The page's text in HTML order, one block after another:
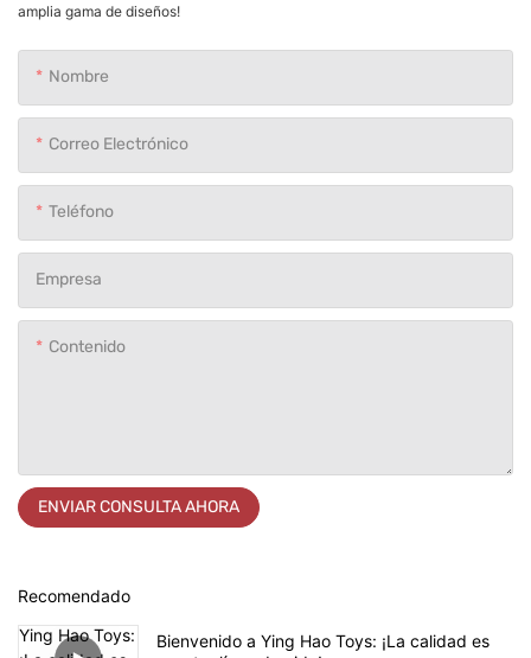
amplia gama de diseños!
Nombre
Correo Electrónico
Teléfono
Empresa
Contenido
ENVIAR CONSULTA AHORA
Recomendado
Bienvenido a Ying Hao Toys: ¡La calidad es